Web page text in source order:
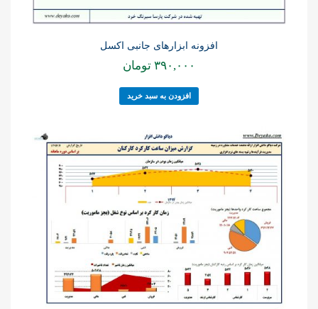
افزونه ابزارهای جانبی اکسل
۳۹۰,۰۰۰ تومان
افزودن به سبد خرید